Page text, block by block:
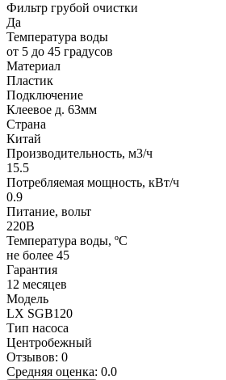
Фильтр грубой очистки
Да
Температура воды
от 5 до 45 градусов
Материал
Пластик
Подключение
Клеевое д. 63мм
Страна
Китай
Производительность, м3/ч
15.5
Потребляемая мощность, кВт/ч
0.9
Питание, вольт
220В
Температура воды, ºС
не более 45
Гарантия
12 месяцев
Модель
LX SGB120
Тип насоса
Центробежный
Отзывов: 0
Средняя оценка: 0.0